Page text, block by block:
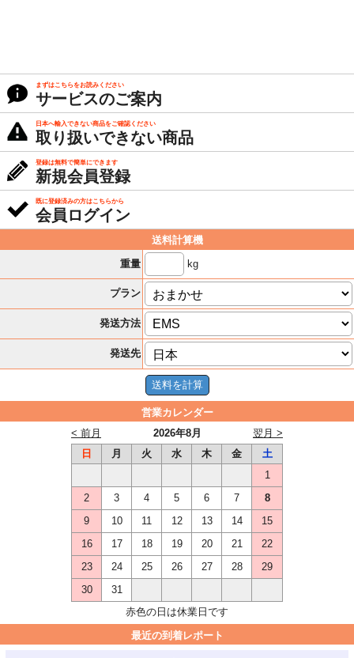
まずはこちらをお読みください
サービスのご案内
日本へ輸入できない商品をご確認ください
取り扱いできない商品
登録は無料で簡単にできます
新規会員登録
既に登録済みの方はこちらから
会員ログイン
送料計算機
重量
kg
プラン
発送方法
発送先
営業カレンダー
2026年8月
< 前月
翌月 >
日
月 火 水 木 金
土
1
2
3 4 5 6 7
8
9
10 11 12 13 14
15
16
17 18 19 20 21
22
23
24 25 26 27 28
29
30
31
赤色の日は休業日です
最近の到着レポート